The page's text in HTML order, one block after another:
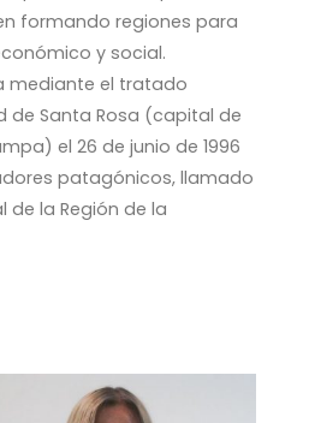
formando regiones para
y social.
mediante el tratado
de Santa Rosa (capital de
el 26 de junio de 1996
patagónicos, llamado
de la Región de la